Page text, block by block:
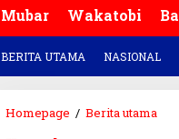
Mubar Wakatobi
BERITA UTAMA NASIONAL
Homepage / Berita utama